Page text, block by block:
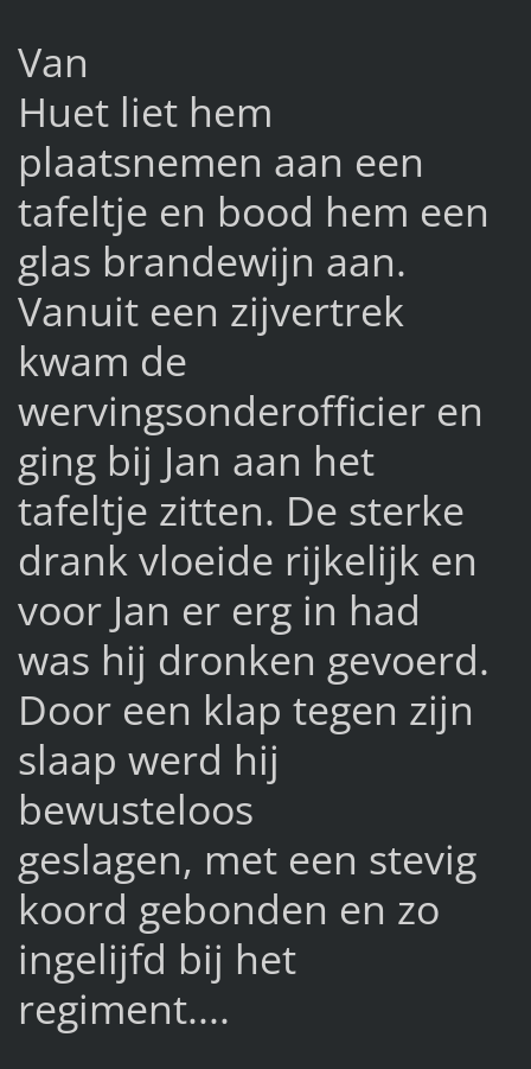
Van
Huet liet hem
plaatsnemen aan een
tafeltje en bood hem een
glas brandewijn aan.
Vanuit een zijvertrek
kwam de
wervingsonderofficier en
ging bij Jan aan het
tafeltje zitten. De sterke
drank vloeide rijkelijk en
voor Jan er erg in had
was hij dronken gevoerd.
Door een klap tegen zijn
slaap werd hij
bewusteloos
geslagen, met een stevig
koord gebonden en zo
ingelijfd bij het
regiment....